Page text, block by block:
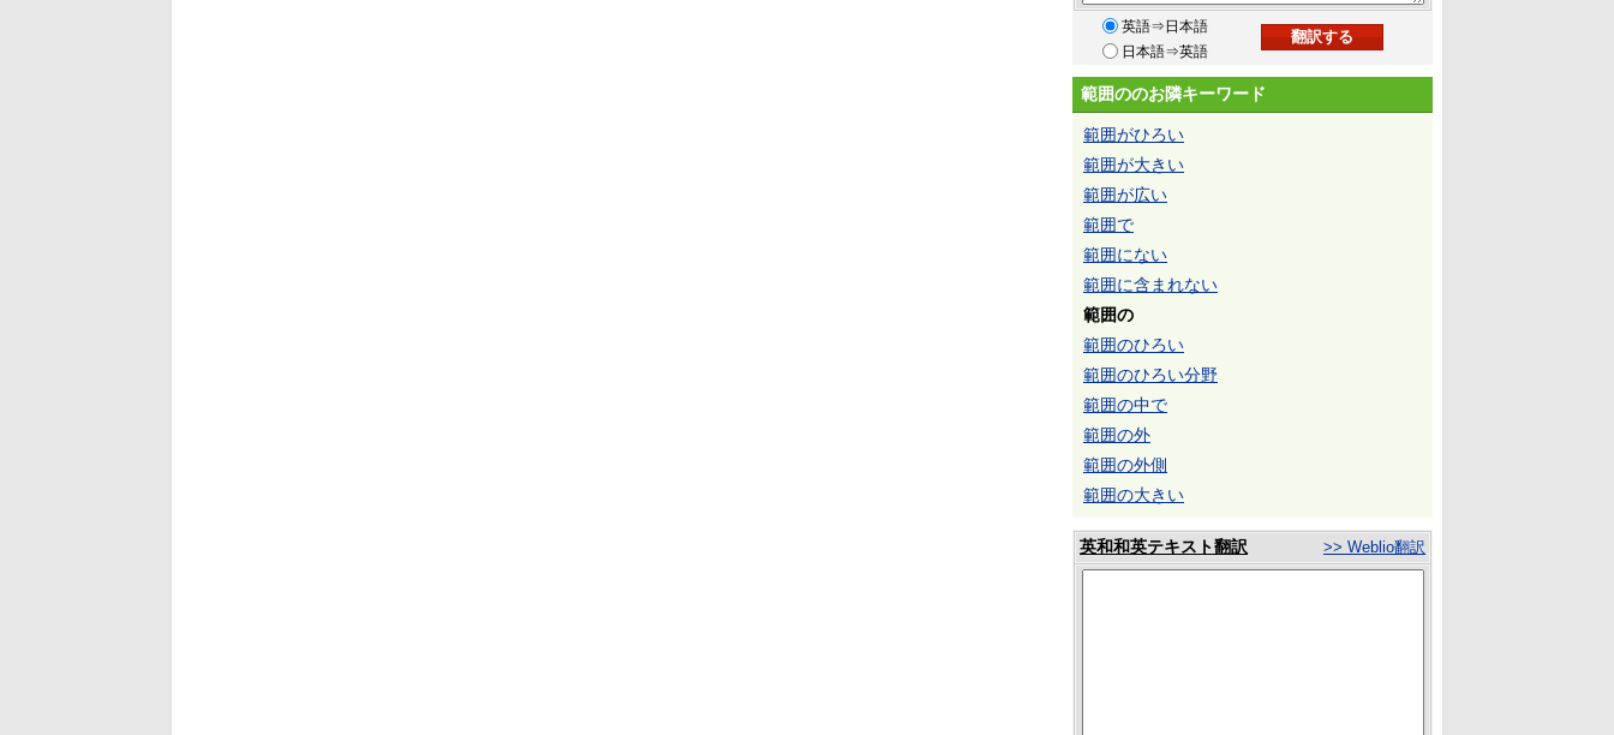
英語⇒日本語
日本語⇒英語
範囲ののお隣キーワード
範囲がひろい
範囲が大きい
範囲が広い
範囲で
範囲にない
範囲に含まれない
範囲の
範囲のひろい
範囲のひろい分野
範囲の中で
範囲の外
範囲の外側
範囲の大きい
英和和英テキスト翻訳 >> Weblio翻訳